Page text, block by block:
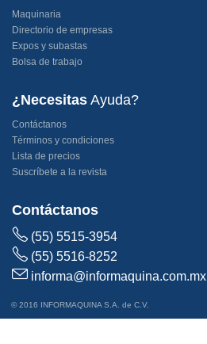
Maquinaria
Directorio de empresas
Expos y subastas
Bolsa de trabajo
¿Necesitas Ayuda?
Contáctanos
Términos y condiciones
Lista de precios
Suscríbete a la revista
Contáctanos
(55) 5515-3954
(55) 5516-8252
informa@informaquina.com.mx
© 2016 INFORMAQUINA S.A. de C.V.